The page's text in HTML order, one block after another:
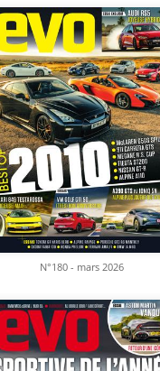
N°180 - mars 2026